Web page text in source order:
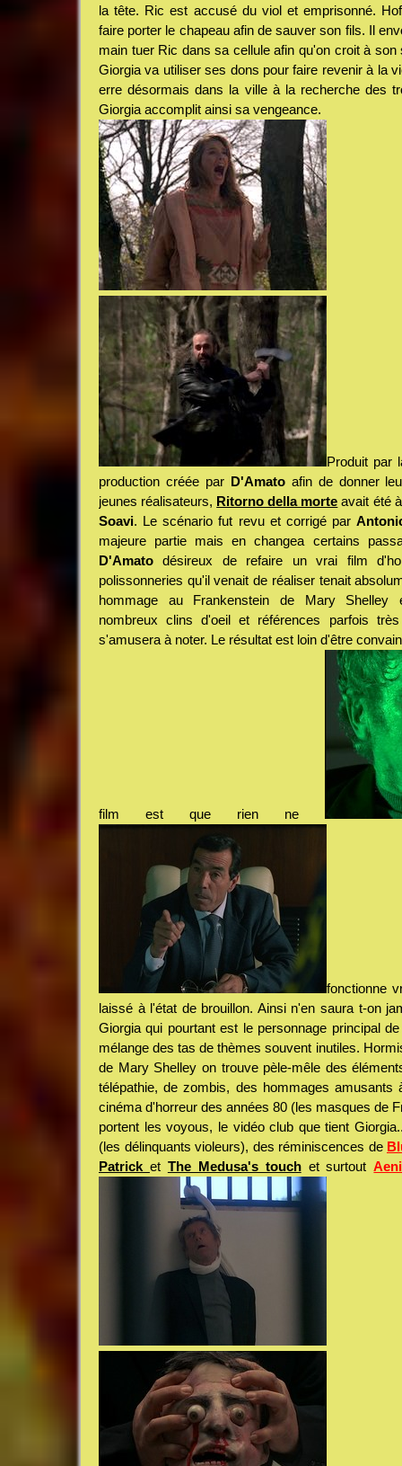
la tête. Ric est accusé du viol et emprisonné.
faire porter le chapeau afin de sauver son fils. Il
main tuer Ric dans sa cellule afin qu'on croit à
Giorgia va utiliser ses dons pour faire revenir à la
erre désormais dans la ville à la recherche des
Giorgia accomplit ainsi sa vengeance.
Produit par
production créée par D'Amatoafin de donner
jeunes réalisateurs, Ritorno della morte avait été
Soavi. Le scénario fut revu et corrigé par
majeure partie mais en changea certains
D'Amato désireux de refaire un vrai film
polissonneries qu'il venait de réaliser tenait
hommage au Frankenstein de Mary Shelley
nombreux clins d'oeil et références parfois
s'amusera à noter. Le résultat est loin d'être
film est que rien ne
fonctionne
laissé à l'état de brouillon. Ainsi n'en saura t-on
Giorgia qui pourtant est le personnage principal
mélange des tas de thèmes souvent inutiles.
de Mary Shelley on trouve pèle-mêle des
télépathie, de zombis, des hommages amusants
cinéma d'horreur des années 80 (les masques de
portent les voyous, le vidéo club que tient
(les délinquants violeurs), des réminiscences de
Patrick et The Medusa's touchet surtout